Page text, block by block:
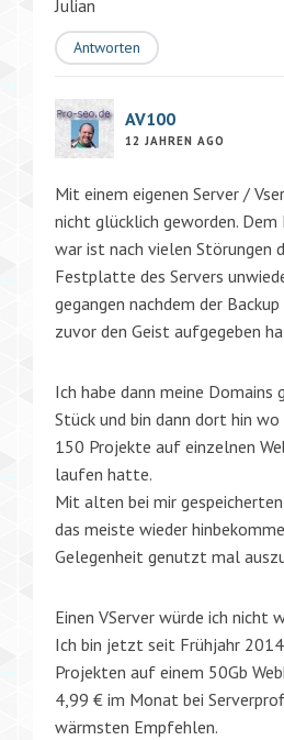
Julian
Antworten
AV100
12 JAHREN AGO
Mit einem eigenen Server /
nicht glücklich geworden. Dem
war ist nach vielen Störungen
Festplatte des Servers
gegangen nachdem der
zuvor den Geist aufgegeben
Ich habe dann meine Domains
Stück und bin dann dort hin
150 Projekte auf einzelnen
laufen hatte.
Mit alten bei mir gespeicherten
das meiste wieder
Gelegenheit genutzt mal
Einen VServer würde ich nicht
Ich bin jetzt seit Frühjahr
Projekten auf einem 50Gb
4,99 € im Monat bei
wärmsten Empfehlen.